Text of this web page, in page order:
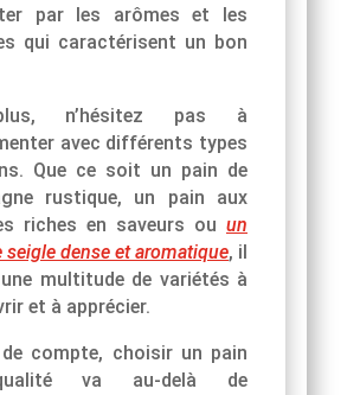
par les arômes et les
qui caractérisent un bon
n’hésitez pas à
avec différents types
Que ce soit un pain de
rustique, un pain aux
riches en saveurs ou un
seigle dense et aromatique, il
multitude de variétés à
et à apprécier.
compte, choisir un pain
va au-delà de